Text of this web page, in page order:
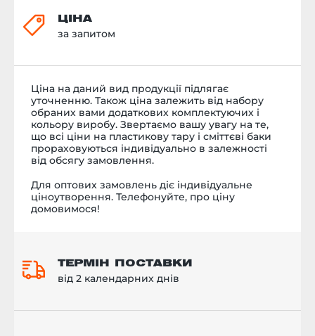
ЦІНА
за запитом
Ціна на даний вид продукції підлягає
уточненню. Також ціна залежить від набору
обраних вами додаткових комплектуючих і
кольору виробу. Звертаємо вашу увагу на те,
що всі ціни на пластикову тару і сміттєві баки
прораховуються індивідуально в залежності
від обсягу замовлення.
Для оптових замовлень діє індивідуальне
ціноутворення. Телефонуйте, про ціну
домовимося!
ТЕРМІН ПОСТАВКИ
від 2 календарних днів